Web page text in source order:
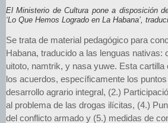
El Ministerio de Cultura pone a disposición
‘Lo Que Hemos Logrado en La Habana’,
​Se trata de material pedagógico para
Habana, traducido a las lenguas nativas:
uitoto, namtrik, y nasa yuwe. Esta cartilla
los acuerdos, específicamente los
desarrollo agrario integral, (2.)
al problema de las drogas ilícitas, (4.)
del conflicto armado y (5.) medidas de